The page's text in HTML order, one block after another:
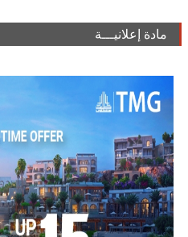
مادة إعلانيـــة